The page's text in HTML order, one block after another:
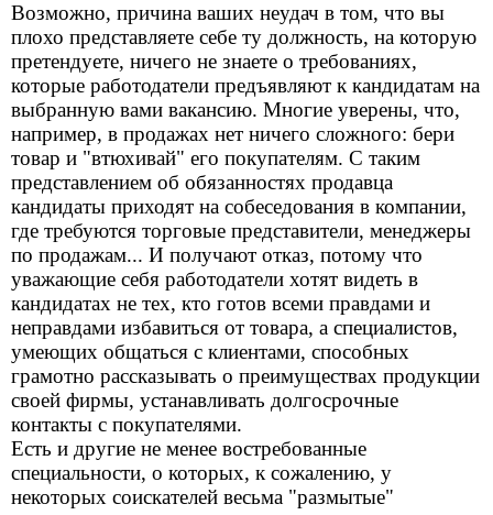
Возможно, причина ваших неудач в том, что вы
плохо представляете себе ту должность, на которую
претендуете, ничего не знаете о требованиях,
которые работодатели предъявляют к кандидатам на
выбранную вами вакансию. Многие уверены, что,
например, в продажах нет ничего сложного: бери
товар и "втюхивай" его покупателям. С таким
представлением об обязанностях продавца
кандидаты приходят на собеседования в компании,
где требуются торговые представители, менеджеры
по продажам... И получают отказ, потому что
уважающие себя работодатели хотят видеть в
кандидатах не тех, кто готов всеми правдами и
неправдами избавиться от товара, а специалистов,
умеющих общаться с клиентами, способных
грамотно рассказывать о преимуществах продукции
своей фирмы, устанавливать долгосрочные
контакты с покупателями.
Есть и другие не менее востребованные
специальности, о которых, к сожалению, у
некоторых соискателей весьма "размытые"